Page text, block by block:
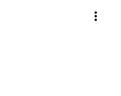
more_vert